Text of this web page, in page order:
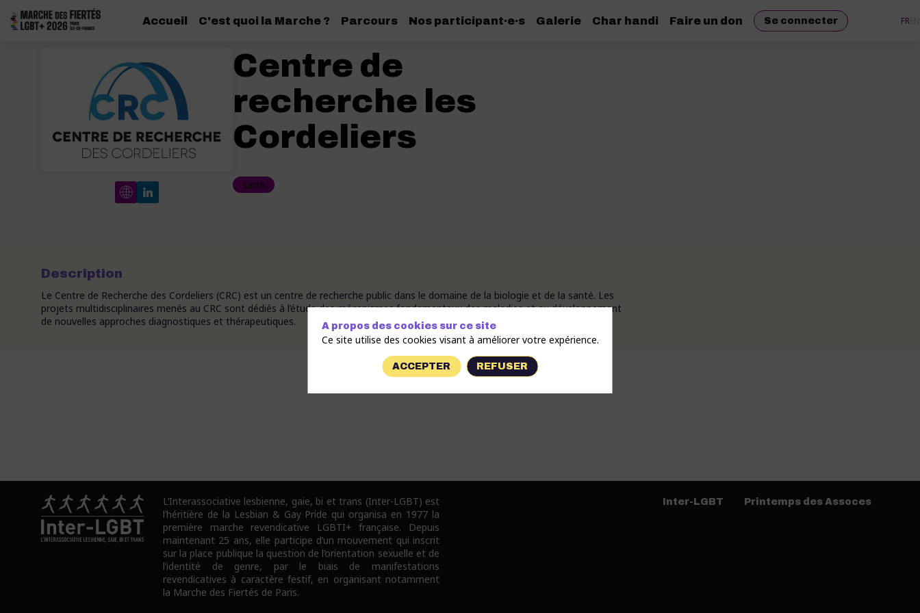
Accueil C'est quoi la Marche ? Parcours Nos participant·e·s Galerie Char handi Faire un don Se connecter FR
Centre de
recherche les
Cordeliers
Santé
Description
Le Centre de Recherche des Cordeliers (CRC) est un centre de recherche public dans le domaine de la biologie et de la santé. Les
projets multidisciplinaires menés au CRC sont dédiés à l’étude des mécanismes fondamentaux des maladies et au développement
de nouvelles approches diagnostiques et thérapeutiques.
L’Interassociative lesbienne, gaie, bi et trans (Inter-LGBT) est
l’héritière de la Lesbian & Gay Pride qui organisa en 1977 la
première marche revendicative LGBTI+ française. Depuis
maintenant 25 ans, elle participe d’un mouvement qui inscrit
sur la place publique la question de l’orientation sexuelle et de
l’identité de genre, par le biais de manifestations
revendicatives à caractère festif, en organisant notamment
la Marche des Fiertés de Paris.
Inter-LGBT Printemps des Assoces
A propos des cookies sur ce site
Ce site utilise des cookies visant à améliorer votre expérience.
ACCEPTER REFUSER